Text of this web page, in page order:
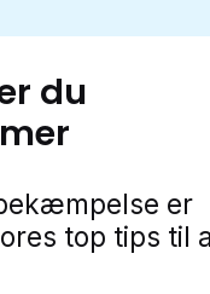
du
er
top tips til